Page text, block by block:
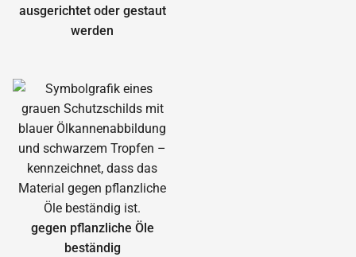
ausgerichtet oder gestaut
werden
gegen pflanzliche Öle
beständig